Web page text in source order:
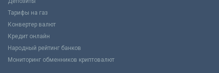
Тарифы на газ
Конвертер валют
Кредит онлайн
Народный рейтинг банков
Мониторинг обменников криптовалют